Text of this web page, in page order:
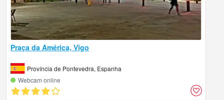
Praça da América, Vigo
Província de Pontevedra, Espanha
Webcam online